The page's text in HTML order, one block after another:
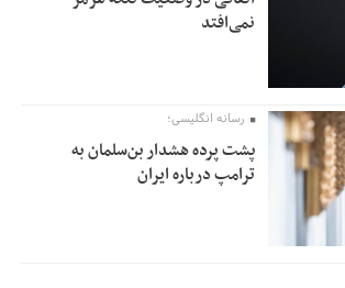
نمی‌افتد
رسانه انگلیسی؛
پشت پرده هشدار بن‌سلمان به
ترامپ درباره ایران